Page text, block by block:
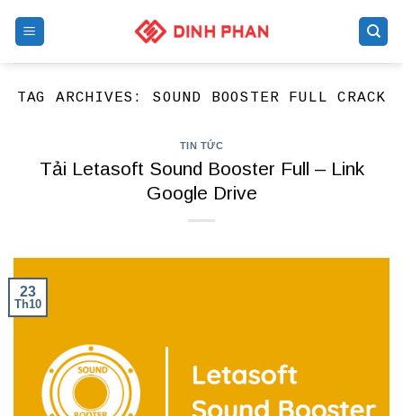
TAG ARCHIVES: SOUND BOOSTER FULL CRACK
TIN TỨC
Tải Letasoft Sound Booster Full – Link
Google Drive
23
Th10